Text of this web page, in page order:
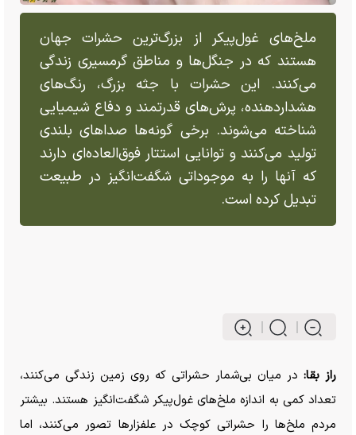
ملخ‌های غول‌پیکر از بزرگ‌ترین حشرات جهان
هستند که در جنگل‌ها و مناطق گرمسیری زندگی
می‌کنند. این حشرات با جثه بزرگ، رنگ‌های
هشداردهنده، پرش‌های قدرتمند و دفاع شیمیایی
شناخته می‌شوند. برخی گونه‌ها صدا‌های بلندی
تولید می‌کنند و توانایی استتار فوق‌العاده‌ای دارند
که آنها را به موجوداتی شگفت‌انگیز در طبیعت
تبدیل کرده است.
راز بقا: در میان بی‌شمار حشراتی که روی زمین زندگی می‌کنند،
تعداد کمی به اندازه ملخ‌های غول‌پیکر شگفت‌انگیز هستند. بیشتر
مردم ملخ‌ها را حشراتی کوچک در علفزار‌ها تصور می‌کنند، اما